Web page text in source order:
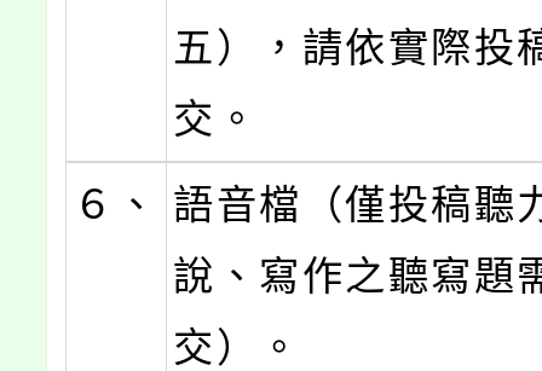
五），請依實際投
交。
６、
語音檔（僅投稿聽
說、寫作之聽寫題
交）。